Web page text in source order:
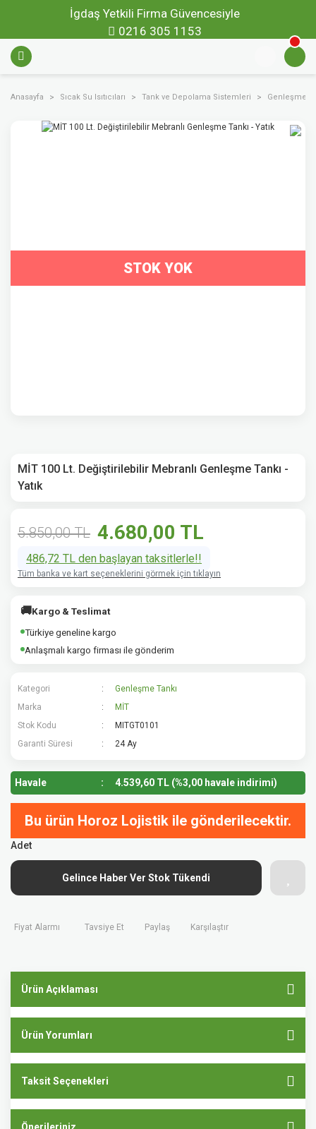
İgdaş Yetkili Firma Güvencesiyle
0216 305 1153
Anasayfa Sıcak Su Isıtıcıları Tank ve Depolama Sistemleri Genleşme
STOK YOK
MİT 100 Lt. Değiştirilebilir Mebranlı Genleşme Tankı -
Yatık
5.850,00 TL 4.680,00 TL
486,72 TL den başlayan taksitlerle!!
Tüm banka ve kart seçeneklerini görmek için tıklayın
🚚Kargo & Teslimat
Türkiye geneline kargo
Anlaşmalı kargo firması ile gönderim
Kategori
Genleşme Tankı
Marka
MİT
Stok Kodu
MITGT0101
Garanti Süresi
24 Ay
Havale 4.539,60 TL (%3,00 havale indirimi)
Bu ürün Horoz Lojistik ile gönderilecektir.
Adet
Gelince Haber Ver Stok Tükendi
Fiyat Alarmı Tavsiye Et Paylaş Karşılaştır
Ürün Açıklaması
Ürün Yorumları
Taksit Seçenekleri
Önerileriniz